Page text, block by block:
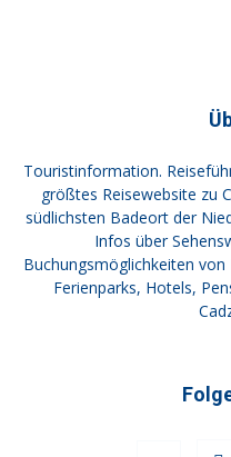
Touristinformation.
größtes Reisewebsite zu
südlichsten Badeort der
Infos über
Buchungsmöglichkeiten
Ferienparks, Hotels,